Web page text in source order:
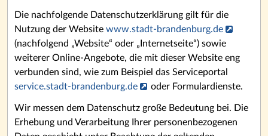
Die nachfolgende Datenschutzerklärung gilt für die
Nutzung der Website www.stadt-brandenburg.de
(nachfolgend „Website“ oder „Internetseite“) sowie
weiterer Online-Angebote, die mit dieser Website eng
verbunden sind, wie zum Beispiel das Serviceportal
service.stadt-brandenburg.de
oder Formulardienste.
Wir messen dem Datenschutz große Bedeutung bei. Die
Erhebung und Verarbeitung Ihrer personenbezogenen